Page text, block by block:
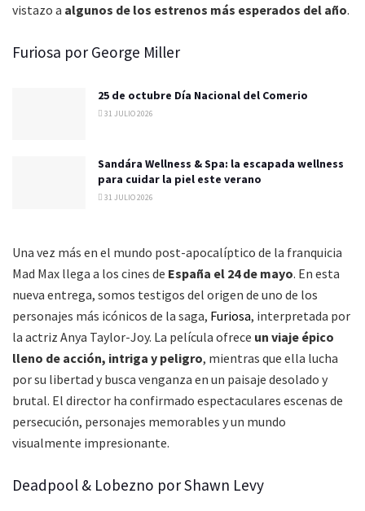
vistazo a algunos de los estrenos más esperados del año.
Furiosa por George Miller
25 de octubre Día Nacional del Comerio
31 JULIO 2026
Sandára Wellness & Spa: la escapada wellness
para cuidar la piel este verano
31 JULIO 2026
Una vez más en el mundo post-apocalíptico de la franquicia
Mad Max llega a los cines de España el 24 de mayo. En esta
nueva entrega, somos testigos del origen de uno de los
personajes más icónicos de la saga, Furiosa, interpretada por
la actriz Anya Taylor-Joy. La película ofrece un viaje épico
lleno de acción, intriga y peligro, mientras que ella lucha
por su libertad y busca venganza en un paisaje desolado y
brutal. El director ha confirmado espectaculares escenas de
persecución, personajes memorables y un mundo
visualmente impresionante.
Deadpool & Lobezno por Shawn Levy